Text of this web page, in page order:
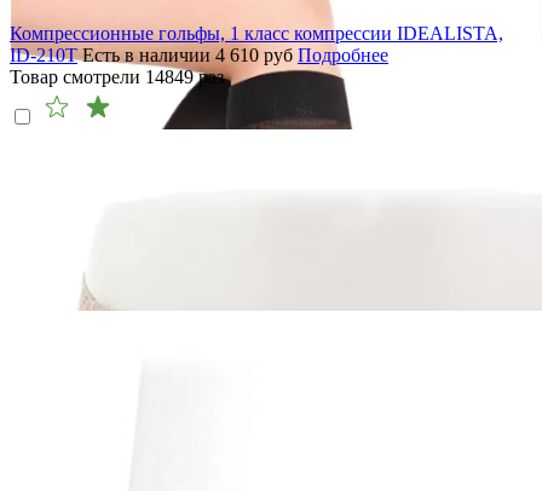
Компрессионные гольфы, 1 класс компрессии IDEALISTA,
ID-210T Есть в наличии 4 610 руб Подробнее
Товар смотрели 14849раз